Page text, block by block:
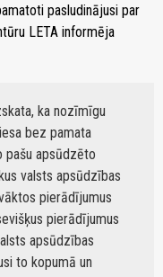
pasludinājusi par
LETA informēja
ka nozīmīgu
bez pamata
pašu apsūdzēto
valsts apsūdzības
pierādījumus
pierādījumus
apsūdzības
to kopumā un